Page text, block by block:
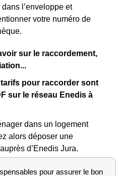
l’enveloppe et
votre numéro de
sur le raccordement,
pour raccorder sont
sur le réseau Enedis à
dans un logement
alors déposer une
d’Enedis Jura.
souhaitantfaire